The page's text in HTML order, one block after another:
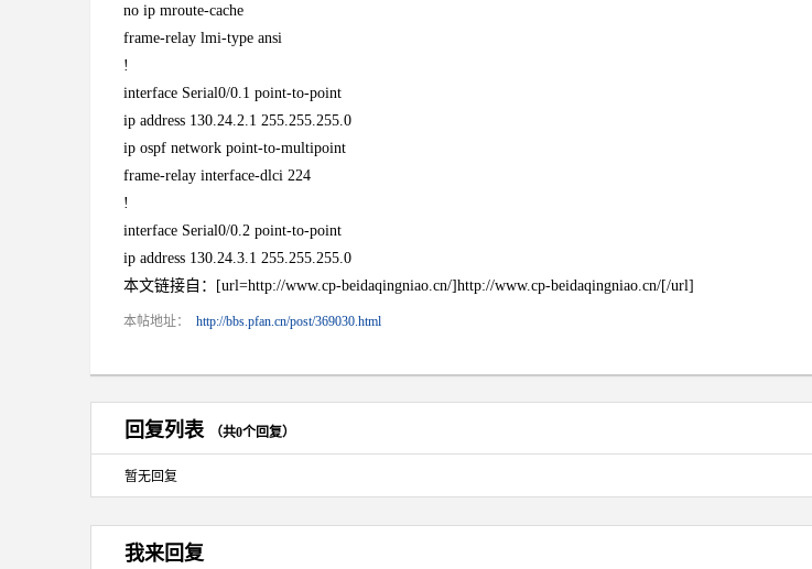
no ip mroute-cache
frame-relay lmi-type ansi
!
interface Serial0/0.1 point-to-point
ip address 130.24.2.1 255.255.255.0
ip ospf network point-to-multipoint
frame-relay interface-dlci 224
!
interface Serial0/0.2 point-to-point
ip address 130.24.3.1 255.255.255.0
本文链接自：[url=http://www.cp-beidaqingniao.cn/]http://www.cp-beidaqingniao.cn/[/url]
本帖地址： http://bbs.pfan.cn/post/369030.html
回复列表 （共0个回复）
暂无回复
我来回复